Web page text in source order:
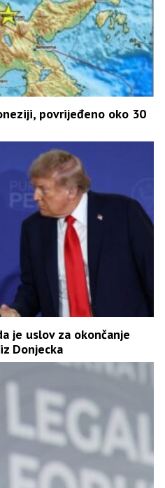
povrijeđeno oko 30
je uslov za okončanje
Donjecka